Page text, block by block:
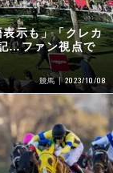
示も」「クレカ
…ファン視点で
競馬 2023/10/08